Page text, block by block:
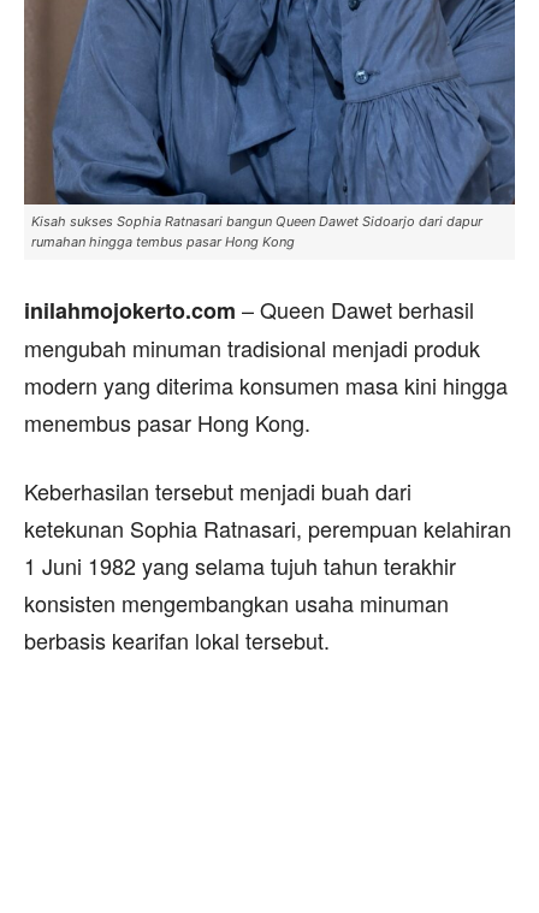
Kisah sukses Sophia Ratnasari bangun Queen Dawet Sidoarjo dari dapur
rumahan hingga tembus pasar Hong Kong
inilahmojokerto.com – Queen Dawet berhasil
mengubah minuman tradisional menjadi produk
modern yang diterima konsumen masa kini hingga
menembus pasar Hong Kong.
Keberhasilan tersebut menjadi buah dari
ketekunan Sophia Ratnasari, perempuan kelahiran
1 Juni 1982 yang selama tujuh tahun terakhir
konsisten mengembangkan usaha minuman
berbasis kearifan lokal tersebut.